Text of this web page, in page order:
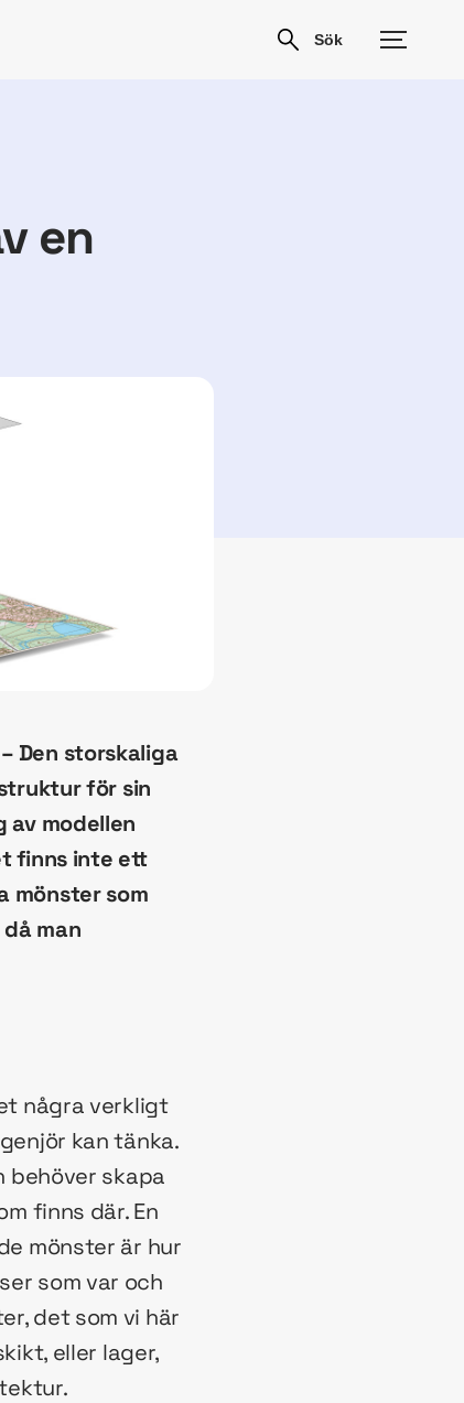
en
Den storskaliga
för sin
av modellen
finns inte ett
mönster som
man
några verkligt
kan tänka.
behöver skapa
finns där. En
mönster är hur
som var och
det som vi här
eller lager,